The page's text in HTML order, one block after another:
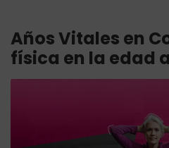
Años Vitales en
física en la edad